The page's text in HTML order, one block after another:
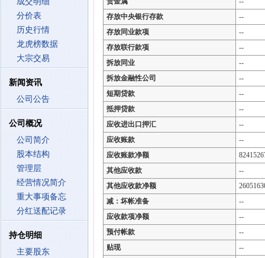
分价表
历史行情
龙虎榜数据
大宗交易
新闻资讯
公司公告
公司概况
公司简介
股本结构
管理层
经营情况简介
重大事项备忘
分红送配记录
持仓明细
主要股东
存放中央银行存款
--
存放同业款项
--
存放联行款项
--
拆放同业
--
拆放金融性公司
--
短期贷款
--
抵押贷款
--
应收进出口押汇
--
应收账款
--
应收账款净额
其他应收款
--
其他应收款净额
减：坏帐准备
--
应收款项净额
--
预付帐款
--
贴现
--